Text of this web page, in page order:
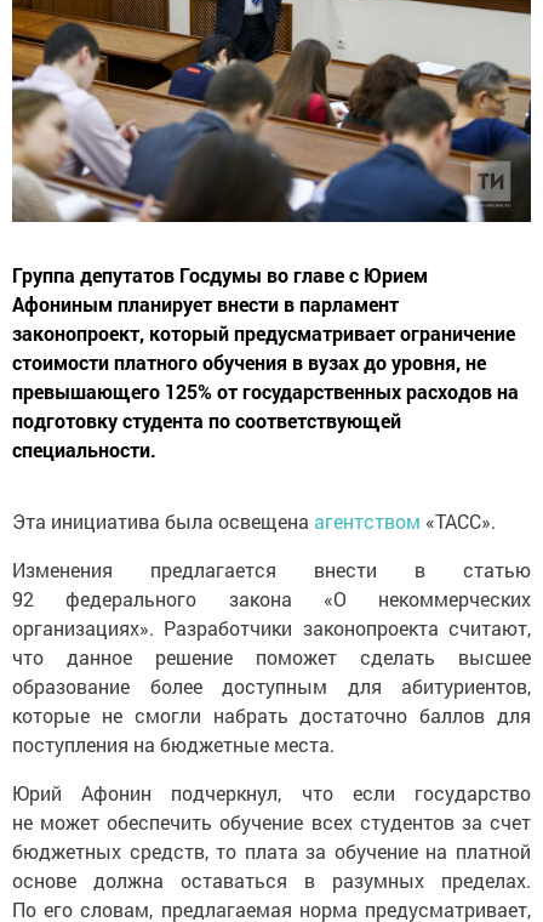
Группа депутатов Госдумы во главе с Юрием
Афониным планирует внести в парламент
законопроект, который предусматривает ограничение
стоимости платного обучения в вузах до уровня, не
превышающего 125% от государственных расходов на
подготовку студента по соответствующей
специальности.
Эта инициатива была освещена агентством «ТАСС».
Изменения предлагается внести в статью
92 федерального закона «О некоммерческих
организациях». Разработчики законопроекта считают,
что данное решение поможет сделать высшее
образование более доступным для абитуриентов,
которые не смогли набрать достаточно баллов для
поступления на бюджетные места.
Юрий Афонин подчеркнул, что если государство
не может обеспечить обучение всех студентов за счет
бюджетных средств, то плата за обучение на платной
основе должна оставаться в разумных пределах.
По его словам, предлагаемая норма предусматривает,